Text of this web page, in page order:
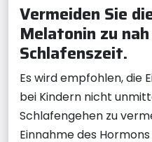
Vermeiden Sie
Melatonin zu
Schlafenszeit.
Es wird empfohlen, die
bei Kindern nicht
Schlafengehen zu
Einnahme des